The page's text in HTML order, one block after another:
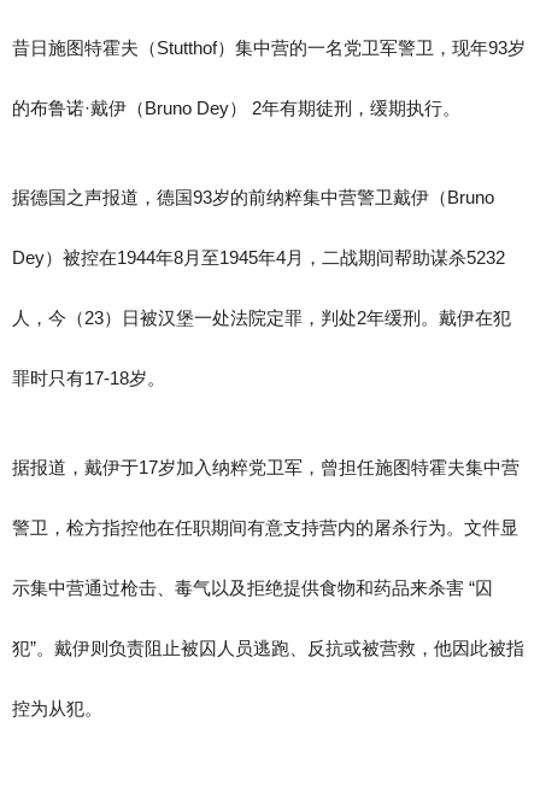
昔日施图特霍夫（Stutthof）集中营的一名党卫军警卫，现年93岁
的布鲁诺·戴伊（Bruno Dey） 2年有期徒刑，缓期执行。
据德国之声报道，德国93岁的前纳粹集中营警卫戴伊（Bruno
Dey）被控在1944年8月至1945年4月，二战期间帮助谋杀5232
人，今（23）日被汉堡一处法院定罪，判处2年缓刑。戴伊在犯
罪时只有17-18岁。
据报道，戴伊于17岁加入纳粹党卫军，曾担任施图特霍夫集中营
警卫，检方指控他在任职期间有意支持营内的屠杀行为。文件显
示集中营通过枪击、毒气以及拒绝提供食物和药品来杀害 “囚
犯”。戴伊则负责阻止被囚人员逃跑、反抗或被营救，他因此被指
控为从犯。